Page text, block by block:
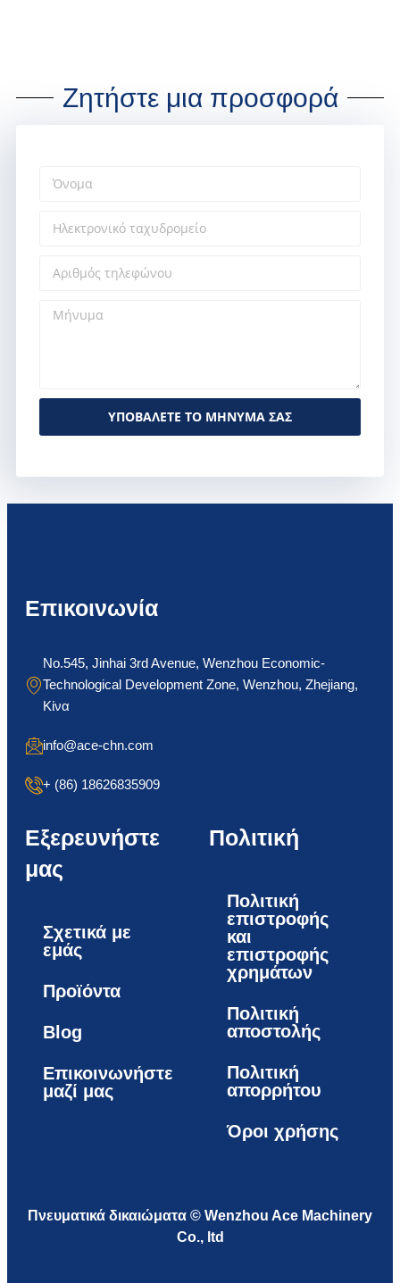
Ζητήστε μια προσφορά
ΥΠΟΒΆΛΕΤΕ ΤΟ ΜΉΝΥΜΆ ΣΑΣ
Επικοινωνία
No.545, Jinhai 3rd Avenue, Wenzhou Economic-
Technological Development Zone, Wenzhou, Zhejiang,
Κίνα
info@ace-chn.com
+ (86) 18626835909
Εξερευνήστε
μας
Σχετικά με
εμάς
Προϊόντα
Blog
Επικοινωνήστε
μαζί μας
Πολιτική
Πολιτική
επιστροφής
και
επιστροφής
χρημάτων
Πολιτική
αποστολής
Πολιτική
απορρήτου
Όροι χρήσης
Πνευματικά δικαιώματα © Wenzhou Ace Machinery
Co., ltd